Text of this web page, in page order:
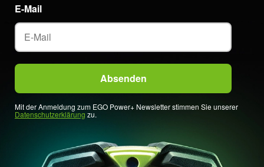
E-Mail
Mit der Anmeldung zum EGO Power+ Newsletter stimmen Sie unserer
Datenschutzerklärung zu.